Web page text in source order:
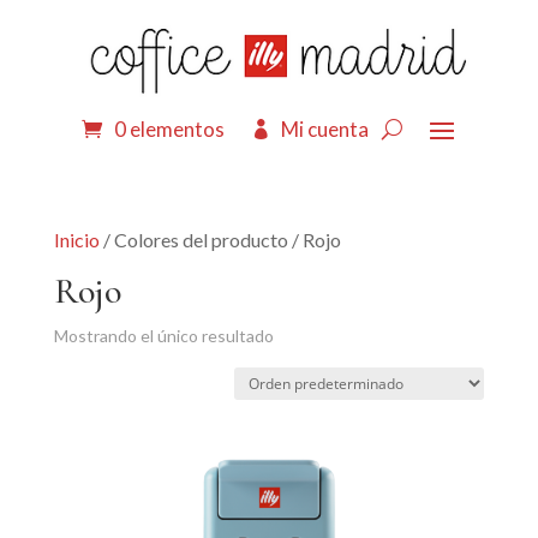
0 elementos Mi cuenta
Inicio / Colores del producto / Rojo
Rojo
Mostrando el único resultado